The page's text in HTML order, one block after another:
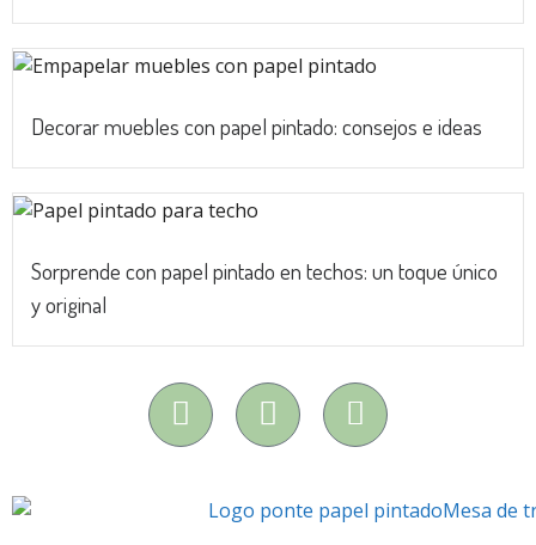
Decorar muebles con papel pintado: consejos e ideas
Sorprende con papel pintado en techos: un toque único
y original